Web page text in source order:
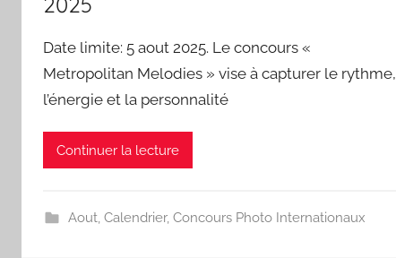
Date limite: 5 aout 2025. Le concours «
Metropolitan Melodies » vise à capturer le rythme,
l’énergie et la personnalité
Continuer la lecture
Aout, Calendrier, Concours Photo Internationaux